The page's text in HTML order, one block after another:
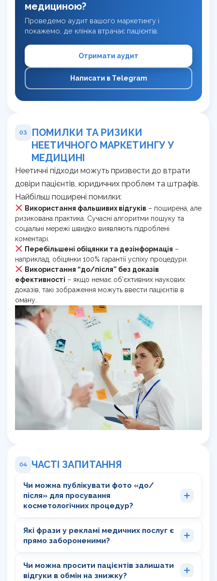
медициною?
Проведемо аудит вашого маркетингу і
покажемо, де клініка втрачає пацієнтів.
Отримати аудит
Написати в Telegram
03
ПОМИЛКИ ТА РИЗИКИ
НЕЕТИЧНОГО МАРКЕТИНГУ У
МЕДИЦИНІ
Неетичні підходи можуть призвести до втрати
довіри пацієнтів, юридичних проблем та штрафів.
Найбільш поширені помилки:
Використання фальшивих відгуків– поширена, але
ризикована практика. Сучасні алгоритми пошуку та
соціальні мережі швидко виявляють підроблені
коментарі.
Перебільшені обіцянки та дезінформація –
наприклад, обіцянки 100% гарантії успіху процедури.
Використання “до/після” без доказів
ефективності – якщо немає об’єктивних наукових
доказів, такі зображення можуть ввести пацієнтів в
оману.
04 ЧАСТІ ЗАПИТАННЯ
Чи можна публікувати фото «до/
після» для просування
косметологічних процедур?
Які фрази у рекламі медичних послуг є
прямо забороненими?
Чи можна просити пацієнтів залишати
відгуки в обмін на знижку?